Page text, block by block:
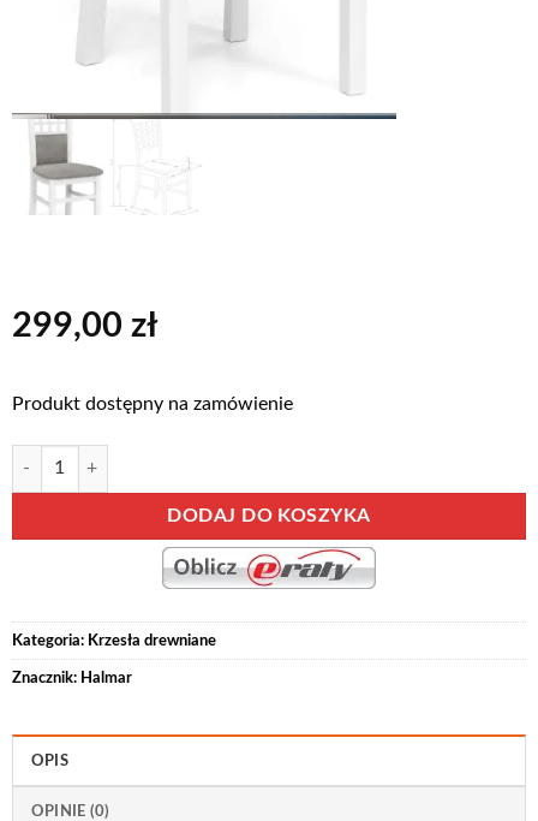
299,00 zł
Produkt dostępny na zamówienie
ilość GERARD 3 Biały
DODAJ DO KOSZYKA
Alternative:
Kategoria: Krzesła drewniane
Znacznik: Halmar
OPIS
OPINIE (0)